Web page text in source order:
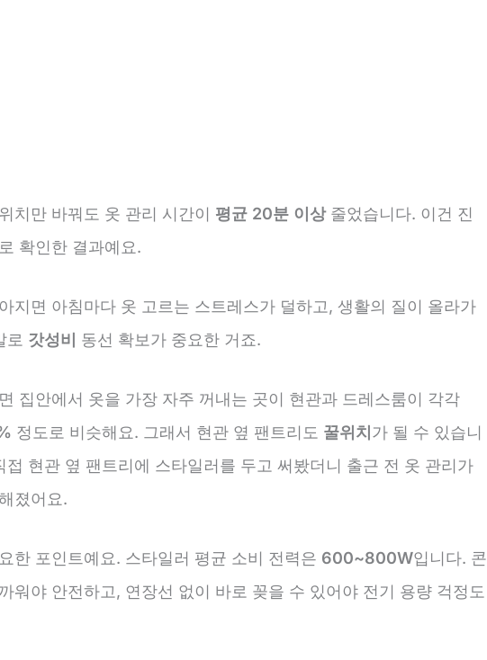
치만 바꿔도 옷 관리 시간이 평균 20분 이상줄었습니다. 이건 진
확인한 결과예요.
지면 아침마다 옷 고르는 스트레스가 덜하고, 생활의 질이 올라가
로 갓성비 동선 확보가 중요한 거죠.
집안에서 옷을 가장 자주 꺼내는 곳이 현관과 드레스룸이 각각
정도로 비슷해요. 그래서 현관 옆 팬트리도 꿀위치 가 될 수 있습니
접 현관 옆 팬트리에 스타일러를 두고 써봤더니 출근 전 옷 관리가
졌어요.
한 포인트예요. 스타일러 평균 소비 전력은 600~800W입니다. 콘
워야 안전하고, 연장선 없이 바로 꽂을 수 있어야 전기 용량 걱정도